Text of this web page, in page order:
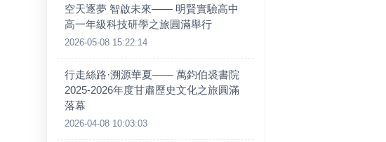
空天逐夢 智啟未來—— 明賢實驗高中
高一年級科技研學之旅圓滿舉行
2026-05-08 15:22:14
行走絲路·溯源華夏—— 萬鈞伯裘書院
2025-2026年度甘肅歷史文化之旅圓滿
落幕
2026-04-08 10:03:03